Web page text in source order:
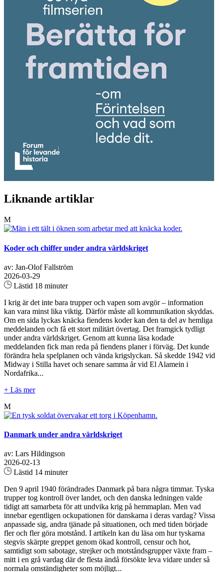
Liknande artiklar
M
Koder och chiffer under andra världskriget
av: Jan-Olof Fallström
2026-03-29
Lästid 18 minuter
I krig är det inte bara trupper och vapen som avgör – information
kan vara minst lika viktig. Därför måste all kommunikation skyddas.
Om en sida lyckas knäcka fiendens koder kan den ta del av hemliga
meddelanden och få ett stort militärt övertag. Det framgick tydligt
under andra världskriget. Genom att kunna läsa kodade
meddelanden fick man reda på fiendens planer i förväg. Det kunde
förändra hela spelplanen och vända krigslyckan. Så skedde 1942 vid
Midway i Stilla havet och senare samma år vid El Alamein i
Nordafrika...
+ Läs mer
M
Danmark under andra världskriget
av: Lars Hildingson
2026-02-13
Lästid 14 minuter
Den 9 april 1940 förändrades Danmark på bara några timmar. Tyska
trupper tog kontroll över landet, och den danska ledningen valde
tidigt att samarbeta för att undvika krig på hemmaplan. Men vad
innebar egentligen ockupationen för danskarna i deras vardag? Vissa
anpassade sig, andra tjänade på situationen, och med tiden började
fler och fler göra motstånd. I artikeln kan du läsa om hur tyskarna
stegvis skärpte greppet genom ökad kontroll, censur och hot,
samtidigt som sabotage, strejker och motståndsgrupper växte fram –
mitt i en grå vardag där de flesta ändå försökte leva vidare under så
normala omständigheter som möjligt...